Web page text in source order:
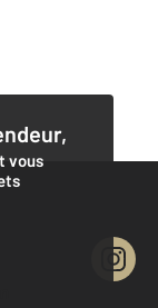
vous